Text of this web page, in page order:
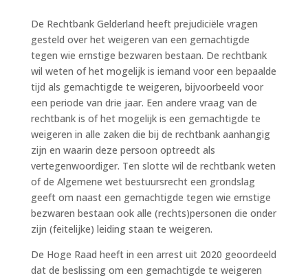
De Rechtbank Gelderland heeft prejudiciële vragen
gesteld over het weigeren van een gemachtigde
tegen wie ernstige bezwaren bestaan. De rechtbank
wil weten of het mogelijk is iemand voor een bepaalde
tijd als gemachtigde te weigeren, bijvoorbeeld voor
een periode van drie jaar. Een andere vraag van de
rechtbank is of het mogelijk is een gemachtigde te
weigeren in alle zaken die bij de rechtbank aanhangig
zijn en waarin deze persoon optreedt als
vertegenwoordiger. Ten slotte wil de rechtbank weten
of de Algemene wet bestuursrecht een grondslag
geeft om naast een gemachtigde tegen wie ernstige
bezwaren bestaan ook alle (rechts)personen die onder
zijn (feitelijke) leiding staan te weigeren.
De Hoge Raad heeft in een arrest uit 2020 geoordeeld
dat de beslissing om een gemachtigde te weigeren